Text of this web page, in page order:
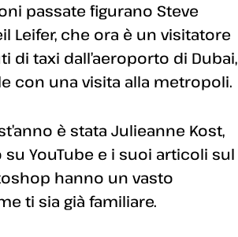
passate figurano Steve
Leifer, che ora è un visitatore
di taxi dall’aeroporto di Dubai,
con una visita alla metropoli.
è stata Julieanne Kost,
YouTube e i suoi articoli sul
hanno un vasto
ti sia già familiare.